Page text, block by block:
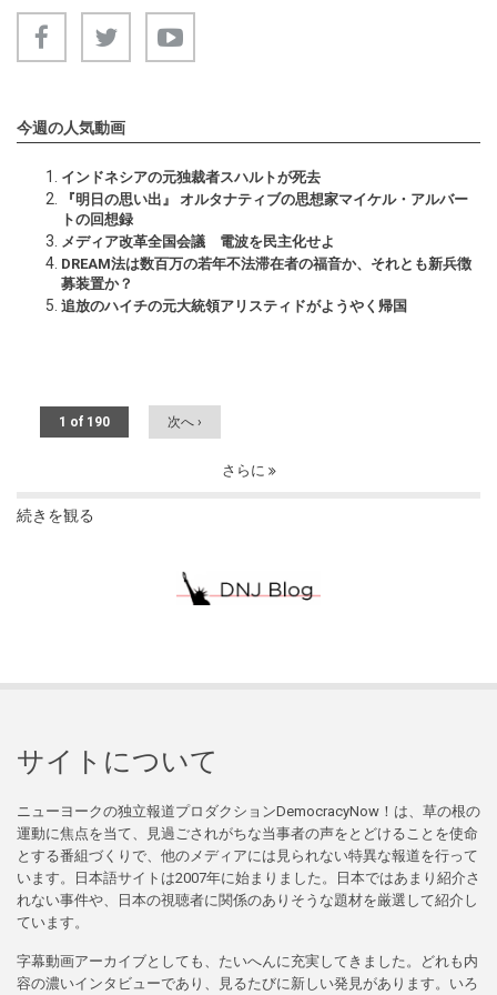
今週の人気動画
インドネシアの元独裁者スハルトが死去
『明日の思い出』 オルタナティブの思想家マイケル・アルバー
トの回想録
メディア改革全国会議 電波を民主化せよ
DREAM法は数百万の若年不法滞在者の福音か、それとも新兵徴
募装置か？
追放のハイチの元大統領アリスティドがようやく帰国
1 of 190 次へ ›
さらに
続きを観る
サイトについて
ニューヨークの独立報道プロダクションDemocracyNow！は、草の根の
運動に焦点を当て、見過ごされがちな当事者の声をとどけることを使命
とする番組づくりで、他のメディアには見られない特異な報道を行って
います。日本語サイトは2007年に始まりました。日本ではあまり紹介さ
れない事件や、日本の視聴者に関係のありそうな題材を厳選して紹介し
ています。
字幕動画アーカイブとしても、たいへんに充実してきました。どれも内
容の濃いインタビューであり、見るたびに新しい発見があります。いろ